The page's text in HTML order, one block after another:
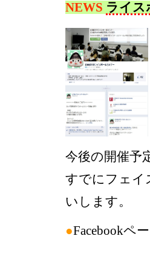
NEWS ライス
今後の開催予
すでにフェイ
いします。
●Facebookペ